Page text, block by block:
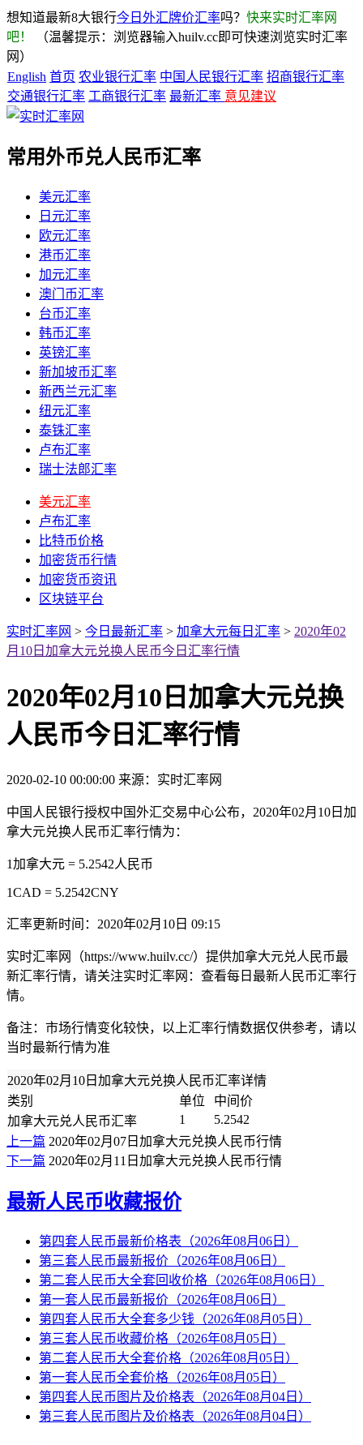
想知道最新8大银行今日外汇牌价汇率吗？ 快来实时汇率网
吧！
（温馨提示：浏览器输入huilv.cc即可快速浏览实时汇率
网）
English 首页 农业银行汇率 中国人民银行汇率 招商银行汇率
交通银行汇率 工商银行汇率 最新汇率 意见建议
常用外币兑人民币汇率
美元汇率
日元汇率
欧元汇率
港币汇率
加元汇率
澳门币汇率
台币汇率
韩币汇率
英镑汇率
新加坡币汇率
新西兰元汇率
纽元汇率
泰铢汇率
卢布汇率
瑞士法郎汇率
美元汇率
卢布汇率
比特币价格
加密货币行情
加密货币资讯
区块链平台
实时汇率网 > 今日最新汇率 > 加拿大元每日汇率 > 2020年02
月10日加拿大元兑换人民币今日汇率行情
2020年02月10日加拿大元兑换
人民币今日汇率行情
2020-02-10 00:00:00 来源：实时汇率网
中国人民银行授权中国外汇交易中心公布，2020年02月10日加
拿大元兑换人民币汇率行情为：
1加拿大元 = 5.2542人民币
1CAD = 5.2542CNY
汇率更新时间：2020年02月10日 09:15
实时汇率网（https://www.huilv.cc/）提供加拿大元兑人民币最
新汇率行情，请关注实时汇率网：查看每日最新人民币汇率行
情。
备注：市场行情变化较快，以上汇率行情数据仅供参考，请以
当时最新行情为准
2020年02月10日加拿大元兑换人民币汇率详情
类别
单位
中间价
加拿大元兑人民币汇率
1
5.2542
上一篇 2020年02月07日加拿大元兑换人民币行情
下一篇 2020年02月11日加拿大元兑换人民币行情
最新人民币收藏报价
第四套人民币最新价格表（2026年08月06日）
第三套人民币最新报价（2026年08月06日）
第二套人民币大全套回收价格（2026年08月06日）
第一套人民币最新报价（2026年08月06日）
第四套人民币大全套多少钱（2026年08月05日）
第三套人民币收藏价格（2026年08月05日）
第二套人民币大全套价格（2026年08月05日）
第一套人民币全套价格（2026年08月05日）
第四套人民币图片及价格表（2026年08月04日）
第三套人民币图片及价格表（2026年08月04日）